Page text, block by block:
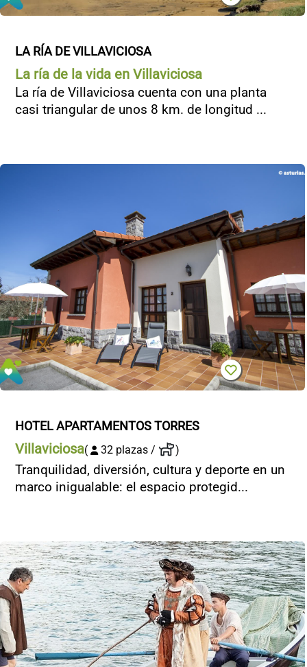
LA RÍA DE VILLAVICIOSA
La ría de la vida en Villaviciosa
La ría de Villaviciosa cuenta con una planta
casi triangular de unos 8 km. de longitud ...
HOTEL APARTAMENTOS TORRES
Villaviciosa( 32 plazas / )
Tranquilidad, diversión, cultura y deporte en un
marco inigualable: el espacio protegid...